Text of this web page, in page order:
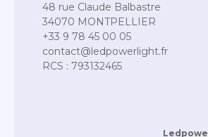
48 rue Claude Balbastre
34070 MONTPELLIER
+33 9 78 45 00 05
contact@ledpowerlight.fr
RCS : 793132465